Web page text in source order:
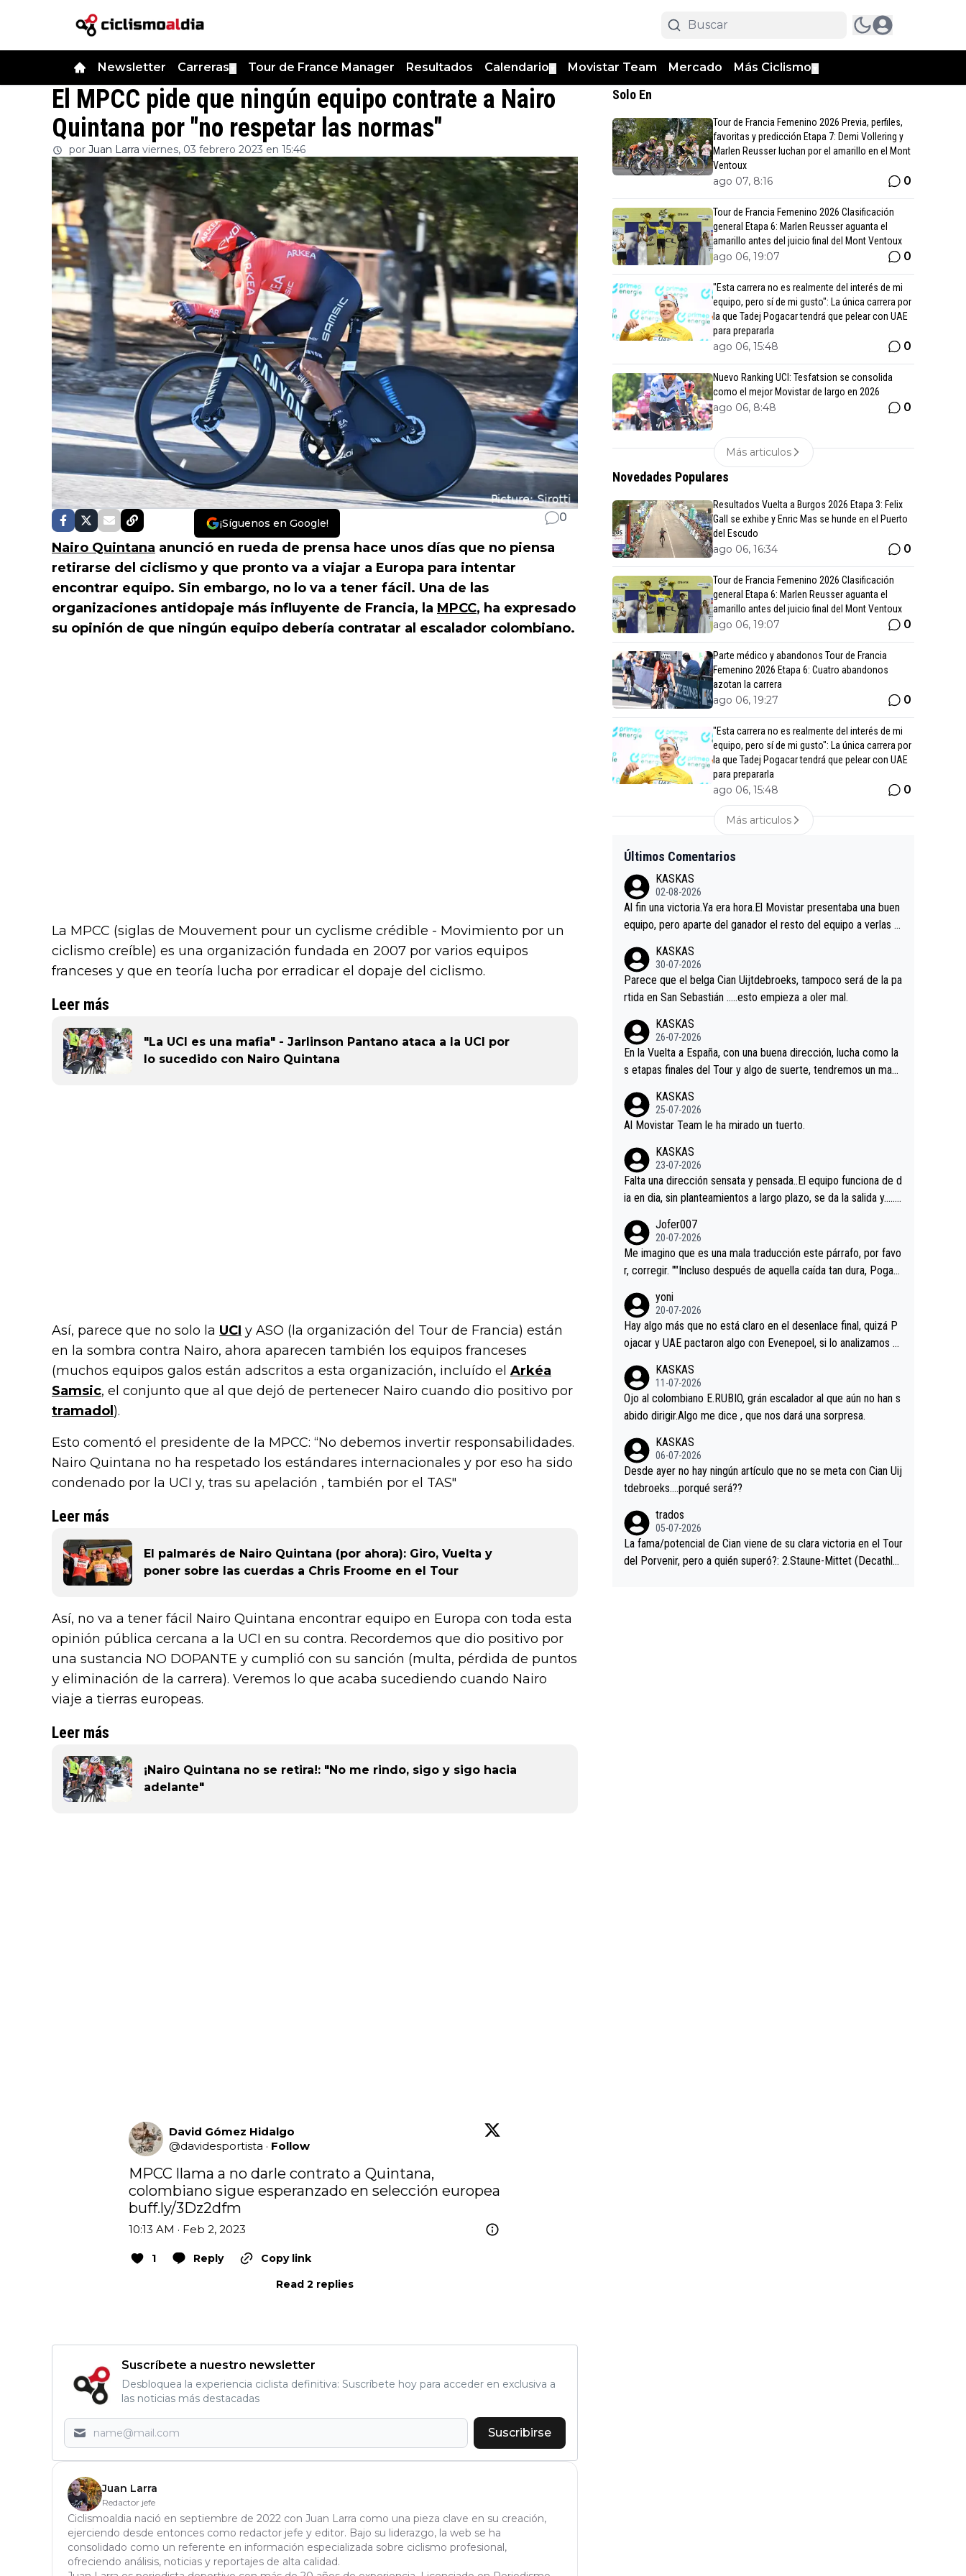
Newsletter Carreras Tour de France Manager Resultados Calendario Movistar Team Mercado Más Ciclismo
El MPCC pide que ningún equipo contrate a Nairo
Quintana por "no respetar las normas"
por Juan Larra viernes, 03 febrero 2023 en 15:46
¡Síguenos en Google! 0
Nairo Quintana anunció en rueda de prensa hace unos días que no piensa
retirarse del ciclismo y que pronto va a viajar a Europa para intentar
encontrar equipo. Sin embargo, no lo va a tener fácil. Una de las
organizaciones antidopaje más influyente de Francia, la MPCC, ha expresado
su opinión de que ningún equipo debería contratar al escalador colombiano.
La MPCC (siglas de Mouvement pour un cyclisme crédible - Movimiento por un
ciclismo creíble) es una organización fundada en 2007 por varios equipos
franceses y que en teoría lucha por erradicar el dopaje del ciclismo.
Leer más
"La UCI es una mafia" - Jarlinson Pantano ataca a la UCI por
lo sucedido con Nairo Quintana
Así, parece que no solo la UCI y ASO (la organización del Tour de Francia) están
en la sombra contra Nairo, ahora aparecen también los equipos franceses
(muchos equipos galos están adscritos a esta organización, incluído el Arkéa
Samsic, el conjunto que al que dejó de pertenecer Nairo cuando dio positivo por
tramadol ).
Esto comentó el presidente de la MPCC: “No debemos invertir responsabilidades.
Nairo Quintana no ha respetado los estándares internacionales y por eso ha sido
condenado por la UCI y, tras su apelación , también por el TAS"
Leer más
El palmarés de Nairo Quintana (por ahora): Giro, Vuelta y
poner sobre las cuerdas a Chris Froome en el Tour
Así, no va a tener fácil Nairo Quintana encontrar equipo en Europa con toda esta
opinión pública cercana a la UCI en su contra. Recordemos que dio positivo por
una sustancia NO DOPANTE y cumplió con su sanción (multa, pérdida de puntos
y eliminación de la carrera). Veremos lo que acaba sucediendo cuando Nairo
viaje a tierras europeas.
Leer más
¡Nairo Quintana no se retira!: "No me rindo, sigo y sigo hacia
adelante"
David Gómez Hidalgo
@davidesportista · Follow
MPCC llama a no darle contrato a Quintana,
buff.ly/3Dz2dfm
10:13 AM · Feb 2, 2023
1 Reply
Copy link
Read 2 replies
Suscríbete a nuestro newsletter
Desbloquea la experiencia ciclista definitiva: Suscríbete hoy para acceder en exclusiva a
las noticias más destacadas
Suscribirse
Juan Larra
Redactor jefe
Ciclismoaldia nació en septiembre de 2022 con Juan Larra como una pieza clave en su creación,
ejerciendo desde entonces como redactor jefe y editor. Bajo su liderazgo, la web se ha
consolidado como un referente en información especializada sobre ciclismo profesional,
ofreciendo análisis, noticias y reportajes de alta calidad.
Solo En
Tour de Francia Femenino 2026 Previa, perfiles,
favoritas y predicción Etapa 7: Demi Vollering y
Marlen Reusser luchan por el amarillo en el Mont
Ventoux
ago 07, 8:16 0
Tour de Francia Femenino 2026 Clasificación
general Etapa 6: Marlen Reusser aguanta el
amarillo antes del juicio final del Mont Ventoux
ago 06, 19:07 0
"Esta carrera no es realmente del interés de mi
equipo, pero sí de mi gusto": La única carrera por
la que Tadej Pogacar tendrá que pelear con UAE
para prepararla
ago 06, 15:48 0
Nuevo Ranking UCI: Tesfatsion se consolida
como el mejor Movistar de largo en 2026
ago 06, 8:48 0
Más articulos
Novedades Populares
Resultados Vuelta a Burgos 2026 Etapa 3: Felix
Gall se exhibe y Enric Mas se hunde en el Puerto
del Escudo
ago 06, 16:34 0
Tour de Francia Femenino 2026 Clasificación
general Etapa 6: Marlen Reusser aguanta el
amarillo antes del juicio final del Mont Ventoux
ago 06, 19:07 0
Parte médico y abandonos Tour de Francia
Femenino 2026 Etapa 6: Cuatro abandonos
azotan la carrera
ago 06, 19:27 0
"Esta carrera no es realmente del interés de mi
equipo, pero sí de mi gusto": La única carrera por
la que Tadej Pogacar tendrá que pelear con UAE
para prepararla
ago 06, 15:48 0
Más articulos
Últimos Comentarios
KASKAS
02-08-2026
Al fin una victoria.Ya era hora.El Movistar presentaba una buen
equipo, pero aparte del ganador el resto del equipo a verlas v
es.La única buena noticia es la mejoría de Enric Más en San S
ebastian.Si en la Vuelta a Burgos sigue la mejoría, podríamos t
ener alguna sorpresa en la Vuelta.Ojalá.
KASKAS
30-07-2026
Parece que el belga Cian Uijtdebroeks, tampoco será de la pa
rtida en San Sebastián …..esto empieza a oler mal.
KASKAS
26-07-2026
En la Vuelta a España, con una buena dirección, lucha como la
s etapas finales del Tour y algo de suerte, tendremos un magn
KASKAS
25-07-2026
Al Movistar Team le ha mirado un tuerto.
KASKAS
23-07-2026
Falta una dirección sensata y pensada..El equipo funciona de d
ia en dia, sin planteamientos a largo plazo, se da la salida y…..v
a, Minguez, Velez etc etc.Me da pena vivir estos momentos t
an tristes sin victorias.
Jofer007
20-07-2026
Me imagino que es una mala traducción este párrafo, por favo
r, corregir. ""Incluso después de aquella caída tan dura, Pogac
rd permaneció pegado a su rueda. Parecía increíble la forma
en la que era capaz de controlar el miedo", recordó."
yoni
20-07-2026
Hay algo más que no está claro en el desenlace final, quizá P
ojacar y UAE pactaron algo con Evenepoel, si lo analizamos P
casi sin pedalear, luego está el saludo con Evenepoel dándose
la mano de una manera muy fraternal, más allá de los típicos t
oques en el hombro con que saludaba a Vingegard. Ahí hubo u
o aprieta, a ver si por querer poner a Del Toro con calzador e
n posición de podio UAE y Pojacar se van complicar el tour.
KASKAS
11-07-2026
Ojo al colombiano E.RUBIO, grán escalador al que aún no han s
abido dirigir.Algo me dice , que nos dará una sorpresa.
KASKAS
06-07-2026
Desde ayer no hay ningún artículo que no se meta con Cian Uij
tdebroeks….porqué será??
trados
05-07-2026
La fama/potencial de Cian viene de su clara victoria en el Tour
del Porvenir, pero a quién superó?: 2.Staune-Mittet (Decathlo